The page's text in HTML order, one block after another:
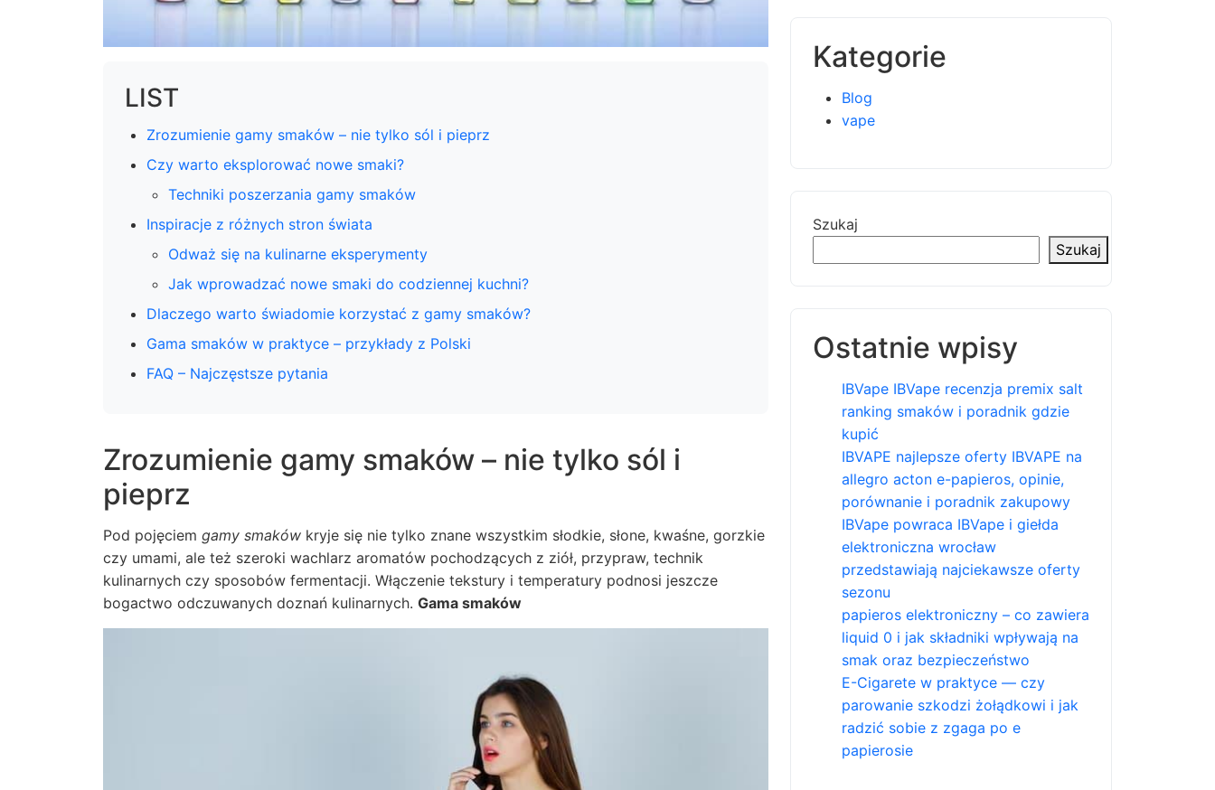
LIST
Zrozumienie gamy smaków – nie tylko sól i pieprz
Czy warto eksplorować nowe smaki?
Techniki poszerzania gamy smaków
Inspiracje z różnych stron świata
Odważ się na kulinarne eksperymenty
Jak wprowadzać nowe smaki do codziennej kuchni?
Dlaczego warto świadomie korzystać z gamy smaków?
Gama smaków w praktyce – przykłady z Polski
FAQ – Najczęstsze pytania
Zrozumienie gamy smaków – nie tylko sól i
pieprz
Pod pojęciem gamy smaków kryje się nie tylko znane wszystkim słodkie, słone, kwaśne, gorzkie
czy umami, ale też szeroki wachlarz aromatów pochodzących z ziół, przypraw, technik
kulinarnych czy sposobów fermentacji. Włączenie tekstury i temperatury podnosi jeszcze
bogactwo odczuwanych doznań kulinarnych. Gama smaków
Kategorie
Blog
vape
Szukaj
Szukaj
Ostatnie wpisy
IBVape IBVape recenzja premix salt
ranking smaków i poradnik gdzie
kupić
IBVAPE najlepsze oferty IBVAPE na
allegro acton e-papieros, opinie,
porównanie i poradnik zakupowy
IBVape powraca IBVape i giełda
elektroniczna wrocław
przedstawiają najciekawsze oferty
sezonu
papieros elektroniczny – co zawiera
liquid 0 i jak składniki wpływają na
smak oraz bezpieczeństwo
E-Cigarete w praktyce — czy
parowanie szkodzi żołądkowi i jak
radzić sobie z zgaga po e
papierosie